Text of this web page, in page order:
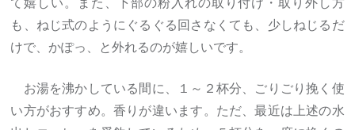
て嬉しい。また、下部の粉入れの取り付け・取り外し方
も、ねじ式のようにぐるぐる回さなくても、少しねじるだ
けで、かぽっ、と外れるのが嬉しいです。
お湯を沸かしている間に、１～２杯分、ごりごり挽く使
い方がおすすめ。香りが違います。ただ、最近は上述の水